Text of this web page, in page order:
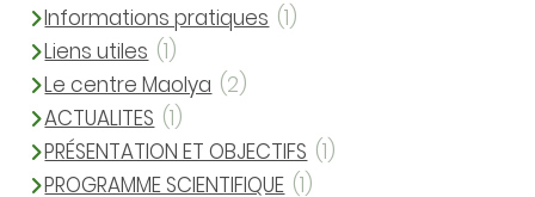
Informations pratiques (1)
Liens utiles (1)
Le centre Maolya (2)
ACTUALITES (1)
PRÉSENTATION ET OBJECTIFS (1)
PROGRAMME SCIENTIFIQUE (1)